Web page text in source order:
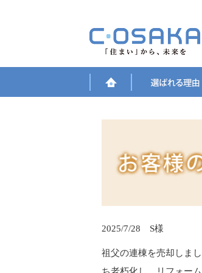
2025/7/28 S様
祖父の連棟を売却しま